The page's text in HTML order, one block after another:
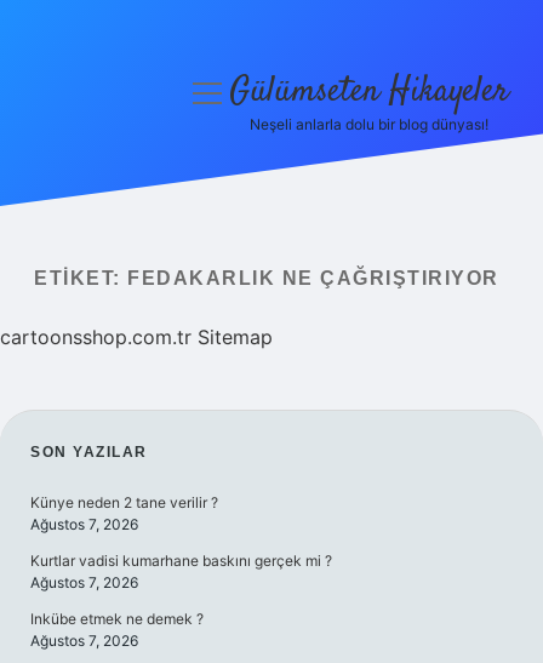
Yasal Uyarı
Hakkımızda
menüyüGülümseten Hikayeler
Neşeli anlarla dolu bir blog dünyası!
ETIKET: FEDAKARLIK NE ÇAĞRIŞTIRIYOR
cartoonsshop.com.tr Sitemap
SIDEBAR
SON YAZILAR
Künye neden 2 tane verilir ?
Ağustos 7, 2026
Kurtlar vadisi kumarhane baskını gerçek mi ?
Ağustos 7, 2026
Inkübe etmek ne demek ?
Ağustos 7, 2026